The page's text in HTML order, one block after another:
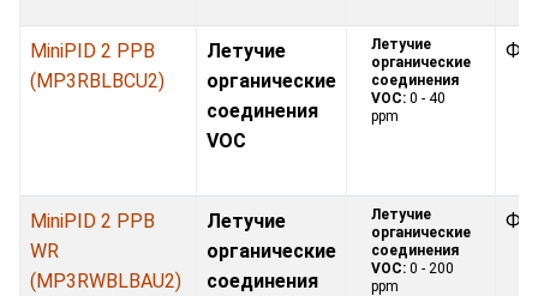
MiniPID 2 PPB
(MP3RBLBCU2)
Летучие
органические
соединения
VOC
Летучие
органические
соединения
VOC: 0 - 40
ppm
MiniPID 2 PPB
WR
(MP3RWBLBAU2)
Летучие
органические
соединения
Летучие
органические
соединения
VOC: 0 - 200
ppm